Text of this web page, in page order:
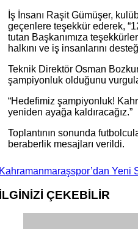
İş İnsanı Raşit Gümüşer,
geçenlere teşekkür ederek,
tutan Başkanımıza
halkını ve iş insanlarını
Teknik Direktör Osman
şampiyonluk olduğunu
“Hedefimiz şampiyonluk!
yeniden ayağa kaldıracağız.”
Toplantının sonunda
beraberlik mesajları verildi.
Yeni
ÇEKEBİLİR